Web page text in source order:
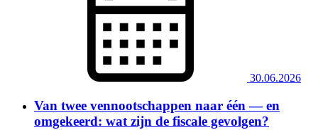
30.06.2026
Van twee vennootschappen naar één — en
omgekeerd: wat zijn de fiscale gevolgen?